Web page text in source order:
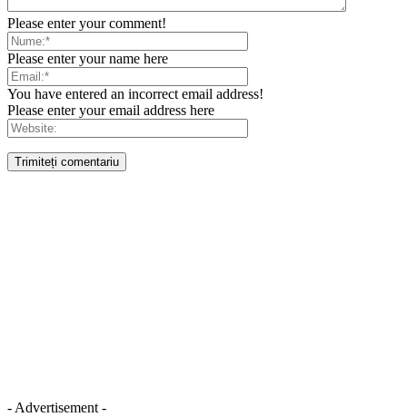
Please enter your comment!
Please enter your name here
You have entered an incorrect email address!
Please enter your email address here
- Advertisement -